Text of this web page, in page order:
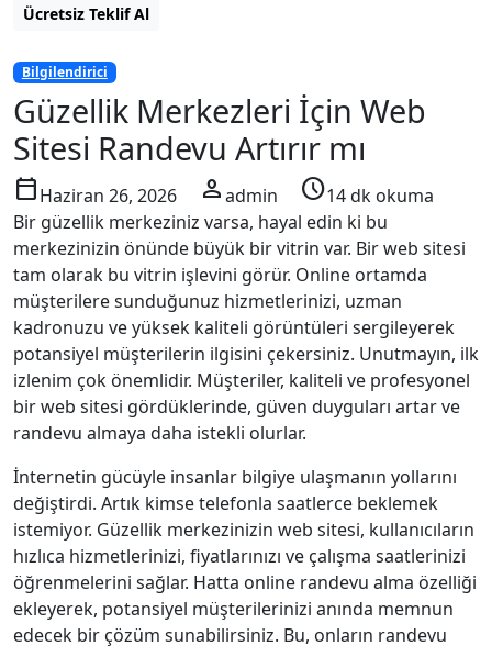
Ücretsiz Teklif Al
Bilgilendirici
Güzellik Merkezleri İçin Web
Sitesi Randevu Artırır mı
calendar_todayHaziran 26, 2026 personadmin schedule14 dk okuma
Bir güzellik merkeziniz varsa, hayal edin ki bu
merkezinizin önünde büyük bir vitrin var. Bir web sitesi
tam olarak bu vitrin işlevini görür. Online ortamda
müşterilere sunduğunuz hizmetlerinizi, uzman
kadronuzu ve yüksek kaliteli görüntüleri sergileyerek
potansiyel müşterilerin ilgisini çekersiniz. Unutmayın, ilk
izlenim çok önemlidir. Müşteriler, kaliteli ve profesyonel
bir web sitesi gördüklerinde, güven duyguları artar ve
randevu almaya daha istekli olurlar.
İnternetin gücüyle insanlar bilgiye ulaşmanın yollarını
değiştirdi. Artık kimse telefonla saatlerce beklemek
istemiyor. Güzellik merkezinizin web sitesi, kullanıcıların
hızlıca hizmetlerinizi, fiyatlarınızı ve çalışma saatlerinizi
öğrenmelerini sağlar. Hatta online randevu alma özelliği
ekleyerek, potansiyel müşterilerinizi anında memnun
edecek bir çözüm sunabilirsiniz. Bu, onların randevu